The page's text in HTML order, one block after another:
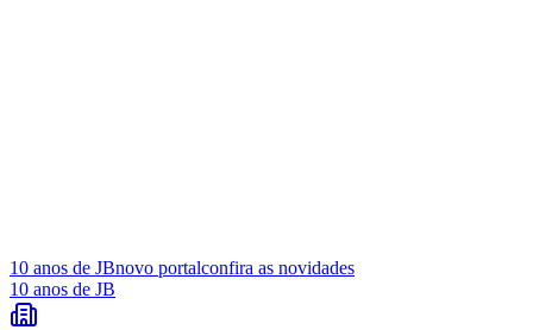
10 anos de JBnovo portalconfira as novidades
10 anos de JB